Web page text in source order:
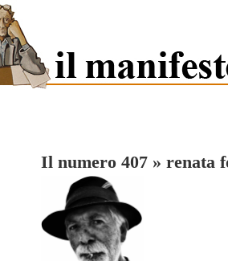
Il numero 407 » renata